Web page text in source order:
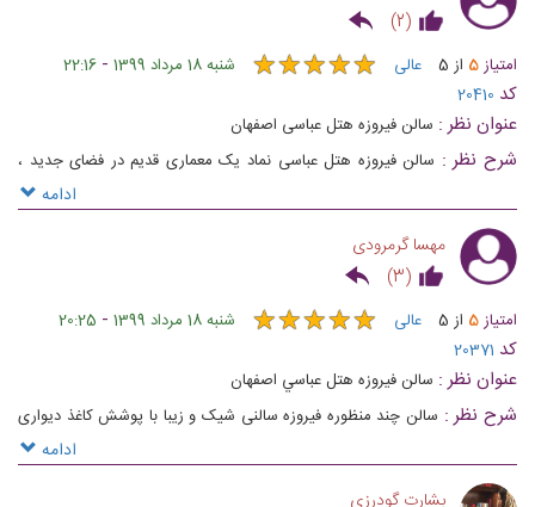
(
2
)
امتیاز5 از 5 عالی ★★★★★
★★★★★ شنبه 18 مرداد 1399 -
22:16
کد 20410
عنوان نظر : سالن فیروزه هتل عباسی اصفهان
شرح نظر : سالن فیروزه هتل عباسی نماد یک معماری قدیم در فضای جدید ،
استفاده از رنگ و لعاب قدیمی در معماری مدرن اونو بی نظیر جلوه میدهادامه
مهسا گرمرودی
(
3
)
امتیاز5 از 5 عالی ★★★★★
★★★★★ شنبه 18 مرداد 1399 -
20:25
کد 20371
عنوان نظر : سالن فيروزه هتل عباسي اصفهان
شرح نظر : سالن چند منظوره فیروزه سالنی شیک و زیبا با پوشش کاغذ دیواری
ادامه